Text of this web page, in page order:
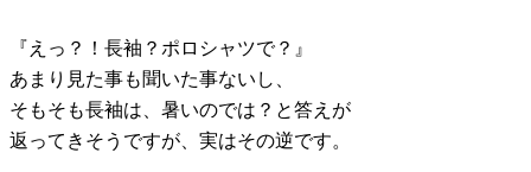
『えっ？！長袖？ポロシャツで？』
あまり見た事も聞いた事ないし、
そもそも長袖は、暑いのでは？と答えが
返ってきそうですが、実はその逆です。